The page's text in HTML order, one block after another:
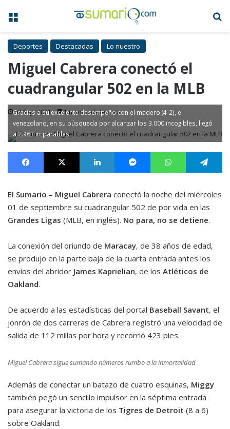
Menú
Deportes Destacadas Lo nuestro
Miguel Cabrera conectó el
cuadrangular 502 en la MLB
02 Sep, 2021 1 minuto de lectura
Gracias a su excelente desempeño con el madero (4-2), el
venezolano, en su búsqueda por alcanzar los 3.000 incogibles, llegó
a 2.963 imparables
Facebook X LinkedIn MessengerWhatsApp
El Sumario – Miguel Cabrera conectó la noche del miércoles
01 de septiembre su cuadrangular 502 de por vida en las
Grandes Ligas (MLB, en inglés). No para, no se detiene.
La conexión del oriundo de Maracay, de 38 años de edad,
se produjo en la parte baja de la cuarta entrada antes los
envíos del abridor James Kaprielian, de los Atléticos de
Oakland.
De acuerdo a las estadísticas del portal Baseball Savant, el
jonrón de dos carreras de Cabrera registró una velocidad de
salida de 112 millas por hora y recorrió 423 pies.
Miguel Cabrera sigue sumando números rumbo a la inmortalidad
Además de conectar un batazo de cuatro esquinas, Miggy
también pegó un sencillo impulsor en la séptima entrada
para asegurar la victoria de los Tigres de Detroit (8 a 6)
sobre Oakland.